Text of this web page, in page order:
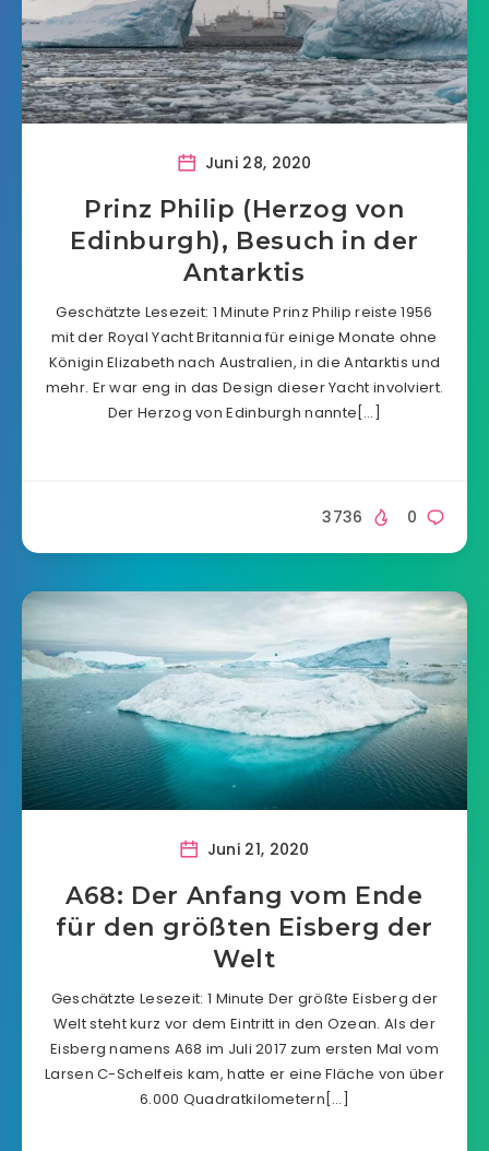
Juni 28, 2020
Prinz Philip (Herzog von
Edinburgh), Besuch in der
Antarktis
Geschätzte Lesezeit: 1 Minute Prinz Philip reiste 1956
mit der Royal Yacht Britannia für einige Monate ohne
Königin Elizabeth nach Australien, in die Antarktis und
mehr. Er war eng in das Design dieser Yacht involviert.
Der Herzog von Edinburgh nannte[…]
0
3736
Juni 21, 2020
A68: Der Anfang vom Ende
für den größten Eisberg der
Welt
Geschätzte Lesezeit: 1 Minute Der größte Eisberg der
Welt steht kurz vor dem Eintritt in den Ozean. Als der
Eisberg namens A68 im Juli 2017 zum ersten Mal vom
Larsen C-Schelfeis kam, hatte er eine Fläche von über
6.000 Quadratkilometern[…]